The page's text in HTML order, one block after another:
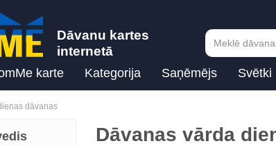
Dāvanu kartes
internetā
karte Kategorija Saņēmējs Svētki
dāvanas
Dāvanas vārda